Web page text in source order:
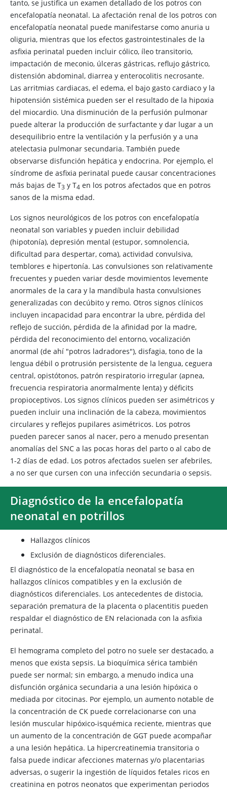
tanto, se justifica un examen detallado de los potros con
encefalopatía neonatal. La afectación renal de los potros con
encefalopatía neonatal puede manifestarse como anuria u
oliguria, mientras que los efectos gastrointestinales de la
asfixia perinatal pueden incluir cólico, íleo transitorio,
impactación de meconio, úlceras gástricas, reflujo gástrico,
distensión abdominal, diarrea y enterocolitis necrosante.
Las arritmias cardiacas, el edema, el bajo gasto cardiaco y la
hipotensión sistémica pueden ser el resultado de la hipoxia
del miocardio. Una disminución de la perfusión pulmonar
puede alterar la producción de surfactante y dar lugar a un
desequilibrio entre la ventilación y la perfusión y a una
atelectasia pulmonar secundaria. También puede
observarse disfunción hepática y endocrina. Por ejemplo, el
síndrome de asfixia perinatal puede causar concentraciones
más bajas de T​3 y T​4 en los potros afectados que en potros
sanos de la misma edad.
Los signos neurológicos de los potros con encefalopatía
neonatal son variables y pueden incluir debilidad
(hipotonía), depresión mental (estupor, somnolencia,
dificultad para despertar, coma), actividad convulsiva,
temblores e hipertonía. Las convulsiones son relativamente
frecuentes y pueden variar desde movimientos levemente
anormales de la cara y la mandíbula hasta convulsiones
generalizadas con decúbito y remo. Otros signos clínicos
incluyen incapacidad para encontrar la ubre, pérdida del
reflejo de succión, pérdida de la afinidad por la madre,
pérdida del reconocimiento del entorno, vocalización
anormal (de ahí "potros ladradores"), disfagia, tono de la
lengua débil o protrusión persistente de la lengua, ceguera
central, opistótonos, patrón respiratorio irregular (apnea,
frecuencia respiratoria anormalmente lenta) y déficits
propioceptivos. Los signos clínicos pueden ser asimétricos y
pueden incluir una inclinación de la cabeza, movimientos
circulares y reflejos pupilares asimétricos. Los potros
pueden parecer sanos al nacer, pero a menudo presentan
anomalías del SNC a las pocas horas del parto o al cabo de
1-2 días de edad. Los potros afectados suelen ser afebriles,
a no ser que cursen con una infección secundaria o sepsis.
Diagnóstico de la encefalopatía
neonatal en potrillos
Hallazgos clínicos
Exclusión de diagnósticos diferenciales.
El diagnóstico de la encefalopatía neonatal se basa en
hallazgos clínicos compatibles y en la exclusión de
diagnósticos diferenciales. Los antecedentes de distocia,
separación prematura de la placenta o placentitis pueden
respaldar el diagnóstico de EN relacionada con la asfixia
perinatal.
El hemograma completo del potro no suele ser destacado, a
menos que exista sepsis. La bioquímica sérica también
puede ser normal; sin embargo, a menudo indica una
disfunción orgánica secundaria a una lesión hipóxica o
mediada por citocinas. Por ejemplo, un aumento notable de
la concentración de CK puede correlacionarse con una
lesión muscular hipóxico-isquémica reciente, mientras que
un aumento de la concentración de GGT puede acompañar
a una lesión hepática. La hipercreatinemia transitoria o
falsa puede indicar afecciones maternas y/o placentarias
adversas, o sugerir la ingestión de líquidos fetales ricos en
creatinina en potros neonatos que experimentan periodos